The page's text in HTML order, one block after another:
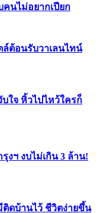
คนไม่อยากเปียก
ต้อนรับวาเลนไทน์
ใจ หิ้วไปไหว้ใครก็
งฯ งบไม่เกิน 3 ล้าน!
ติดบ้านไว้ ชีวิตง่ายขึ้น